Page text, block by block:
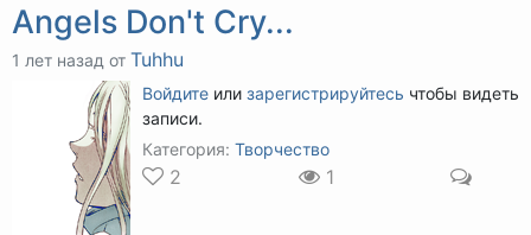
Angels Don't Cry...
1 лет назад от Tuhhu
Войдите или зарегистрируйтесь чтобы видеть
записи.
Категория: Творчество
2 1